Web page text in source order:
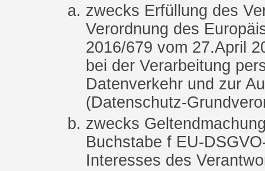
zwecks Erfüllung des
Verordnung des
2016/679 vom 27.April
bei der Verarbeitung
Datenverkehr und zur
(Datenschutz-
zwecks
Buchstabe f EU-
Interesses des